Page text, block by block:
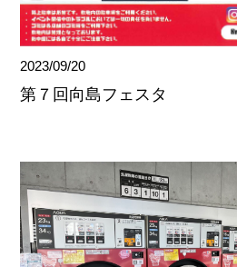
2023/09/20
第７回向島フェスタ